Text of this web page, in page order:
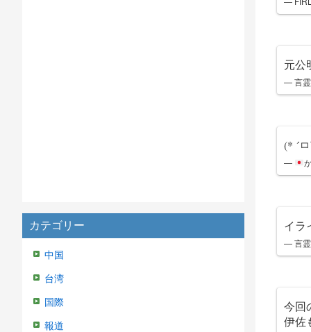
カテゴリー
中国
台湾
国際
報道
元公
— 言霊
(* ´
—
イラ
— 言霊
今回
伊佐